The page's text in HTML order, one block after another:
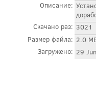
Описание:
Скачано раз: 3021
Размер файла: 2.0
Загружено: 29